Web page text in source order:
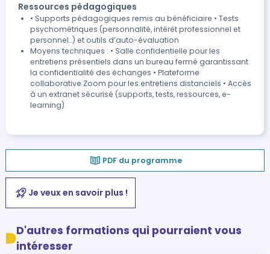
Ressources pédagogiques
• Supports pédagogiques remis au bénéficiaire • Tests
psychométriques (personnalité, intérêt professionnel et
personnel…) et outils d’auto-évaluation
Moyens techniques : • Salle confidentielle pour les
entretiens présentiels dans un bureau fermé garantissant
la confidentialité des échanges • Plateforme
collaborative Zoom pour les entretiens distanciels • Accès
à un extranet sécurisé (supports, tests, ressources, e-
learning)
PDF du programme
Je veux en savoir plus !
D'autres formations qui pourraient vous
intéresser